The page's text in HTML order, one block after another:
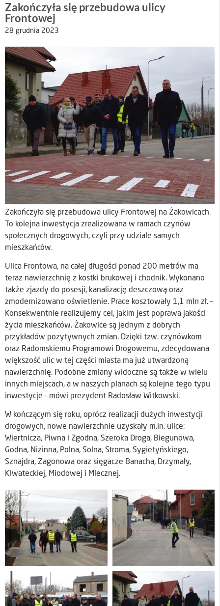
Zakończyła się przebudowa ulicy
Frontowej
28 grudnia 2023
Zakończyła się przebudowa ulicy Frontowej na Żakowicach.
To kolejna inwestycja zrealizowana w ramach czynów
społecznych drogowych, czyli przy udziale samych
mieszkańców.
Ulica Frontowa, na całej długości ponad 200 metrów ma
teraz nawierzchnię z kostki brukowej i chodnik. Wykonano
także zjazdy do posesji, kanalizację deszczową oraz
zmodernizowano oświetlenie. Prace kosztowały 1,1 mln zł. –
Konsekwentnie realizujemy cel, jakim jest poprawa jakości
życia mieszkańców. Żakowice są jednym z dobrych
przykładów pozytywnych zmian. Dzięki tzw. czynówkom
oraz Radomskiemu Programowi Drogowemu, zdecydowana
większość ulic w tej części miasta ma już utwardzoną
nawierzchnię. Podobne zmiany widoczne są także w wielu
innych miejscach, a w naszych planach są kolejne tego typu
inwestycje – mówi prezydent Radosław Witkowski.
W kończącym się roku, oprócz realizacji dużych inwestycji
drogowych, nowe nawierzchnie uzyskały m.in. ulice:
Wiertnicza, Piwna i Zgodna, Szeroka Droga, Biegunowa,
Godna, Nizinna, Polna, Solna, Stroma, Sygietyńskiego,
Sznajdra, Zagonowa oraz sięgacze Banacha, Drzymały,
Klwateckiej, Miodowej i Mlecznej.